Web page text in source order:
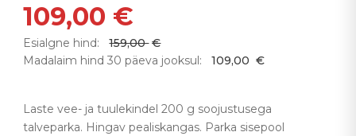
109,00 €
Esialgne hind: 159,00 €
Madalaim hind 30 päeva jooksul:
109,00 €
Laste vee- ja tuulekindel 200 g soojustusega
talveparka. Hingav pealiskangas. Parka sisepool